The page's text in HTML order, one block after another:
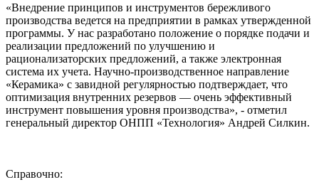
«Внедрение принципов и инструментов бережливого
производства ведется на предприятии в рамках утвержденной
программы. У нас разработано положение о порядке подачи и
реализации предложений по улучшению и
рационализаторских предложений, а также электронная
система их учета. Научно-производственное направление
«Керамика» с завидной регулярностью подтверждает, что
оптимизация внутренних резервов — очень эффективный
инструмент повышения уровня производства», - отметил
генеральный директор ОНПП «Технология» Андрей Силкин.
Справочно: